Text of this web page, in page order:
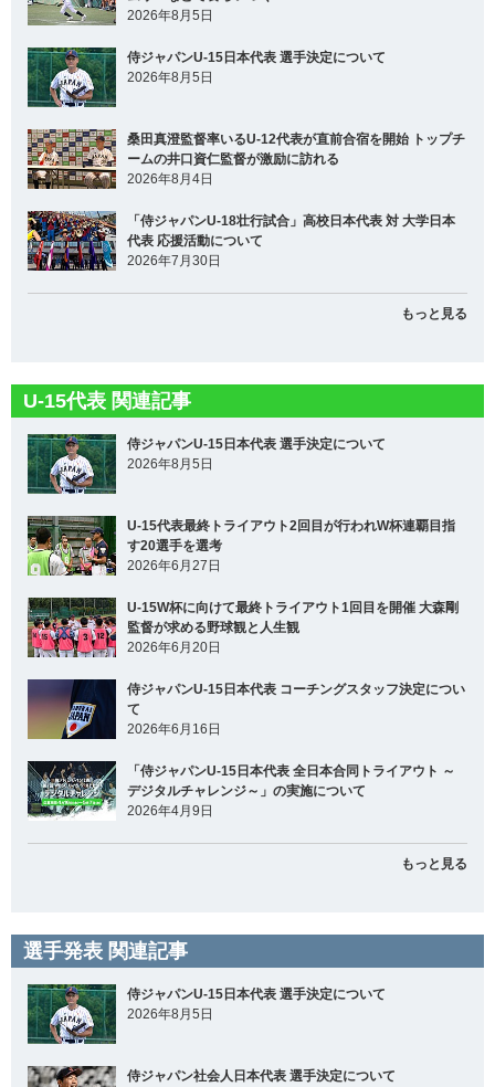
2026年8月5日
侍ジャパンU-15日本代表 選手決定について
2026年8月5日
桑田真澄監督率いるU-12代表が直前合宿を開始 トップチ
ームの井口資仁監督が激励に訪れる
2026年8月4日
「侍ジャパンU-18壮行試合」高校日本代表 対 大学日本
代表 応援活動について
2026年7月30日
もっと見る
U-15代表 関連記事
侍ジャパンU-15日本代表 選手決定について
2026年8月5日
U-15代表最終トライアウト2回目が行われW杯連覇目指
す20選手を選考
2026年6月27日
U-15W杯に向けて最終トライアウト1回目を開催 大森剛
監督が求める野球観と人生観
2026年6月20日
侍ジャパンU-15日本代表 コーチングスタッフ決定につい
て
2026年6月16日
「侍ジャパンU-15日本代表 全日本合同トライアウト ～
デジタルチャレンジ～」の実施について
2026年4月9日
もっと見る
選手発表 関連記事
侍ジャパンU-15日本代表 選手決定について
2026年8月5日
侍ジャパン社会人日本代表 選手決定について